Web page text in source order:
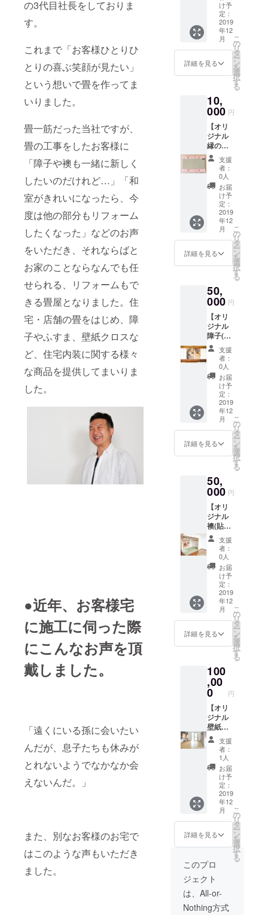
の3代目社長をしておりま
す。
これまで「お客様ひとりひ
とりの喜ぶ笑顔が見たい」
という想いで畳を作ってま
いりました。
畳一筋だった当社ですが、
畳の工事をしたお客様に
「障子や襖も一緒に新しく
したいのだけれど…」「和
室がきれいになったら、今
度は他の部分もリフォーム
したくなった」などのお声
をいただき、それならばと
お家のことならなんでも任
せられる、リフォームもで
きる畳屋となりました。住
宅・店舗の畳をはじめ、障
子やふすま、壁紙クロスな
ど、住宅内装に関する様々
な商品を提供してまいりま
した。
●近年、お客様宅
に施工に伺った際
にこんなお声を頂
戴しました。
「遠くにいる孫に会いたい
んだが、息子たちも休みが
とれないようでなかなか会
えないんだ。」
また、別なお客様のお宅で
はこのような声もいただき
ました。
イラス
トなど
のデー
タをお
預かり
し、オ
リジナ
ルデザ
インの
刷、ミ
ニ畳を
作成い
たしま
す。 ミ
ニ畳は
花瓶や
人形の
下に敷
いた
り、画
鋲を刺
して
メッ
セージ
ボード
として
す。 大
きさは
約
30cm×
20cmで
す。 配
送につ
いて 宅
配便で
日本全
国にお
届けい
たしま
す。送
料は弊
社負担
いたし
け予
定：
2019
年12
月
詳細を見る
こ
の
リ
タ
ー
ン
を
選
択
す
る
10,
000 円
【オリ
ジナル
縁のミ
ニ畳×10
個】 お
返し品
説明 写
真やイ
ラスト
などの
データ
をお預
かり
し、オ
リジナ
ルデザ
縁を印
刷、ミ
ニ畳を
作成い
たしま
す。 ミ
ニ畳は
花瓶や
人形の
下に敷
いた
り、画
鋲を刺
して
メッ
セージ
ボード
けま
す。 大
きさは
約
30cm×
20cmで
す。
※10個
別々の
写真で
も、同
じ写真
でもか
まいま
せん。
配送に
ついて
お届け
いたし
ます。
送料は
弊社負
担いた
しま
す。
支援
者：
0人
お届
け予
定：
2019
年12
月
詳細を見る
こ
の
リ
タ
ー
ン
を
選
択
す
る
50,
000 円
【オリ
ジナル
障子(貼
り替
え)】 お
返し品
説明 写
真やイ
ラスト
などの
データ
をお預
かり
し、オ
リジナ
ルデザ
障子紙
を印
刷、貼
り替え
いたし
ます。
障子2枚
への施
工、高
さ
180cm
90cm以
内の紙
への印
刷にな
りま
城県内
限定
で、障
子の引
き上
げ、貼
り替
え、ご
納品を
いたし
ます。
（茨城
県外の
場合
は、障
子紙を
宅配便
にてお
す。）
支援
者：
0人
お届
け予
定：
2019
年12
月
詳細を見る
こ
の
リ
タ
ー
ン
を
選
択
す
る
50,
000 円
【オリ
ジナル
襖(貼り
替え)】
お返し
品説明
写真や
イラス
トなど
のデー
タをお
預かり
し、オ
リジナ
ルデザ
インの
ま)紙を
印刷、
貼り替
えいた
しま
す。 襖
2枚への
施工、
高さ
180cm
×幅
90cm以
内の紙
への印
刷にな
りま
す。 配
送につ
いて 茨
城県内
限定
で、襖
の引き
上げ、
貼り替
え、ご
支援
者：
0人
お届
け予
定：
2019
年12
月
詳細を見る
こ
の
リ
タ
ー
ン
を
選
択
す
る
100
,00
0 円
【オリ
ジナル
壁紙ク
ロス(貼
り替
え)】 お
返し品
説明 写
真やイ
ラスト
などの
データ
をお預
かり
し、オ
リジナ
ルデザ
インの
壁紙を
印刷、
貼り替
えいた
支援
者：
1人
お届
け予
定：
2019
年12
月
詳細を見る
こ
の
リ
タ
ー
ン
を
選
択
す
る
このプロ
ジェクト
は、All-or-
Nothing方式